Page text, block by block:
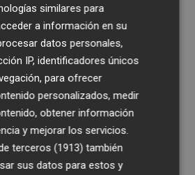
pasajera era la
González Escudero, quien
a encajar" a
aclarando las
ofreció la compañía, la
tren, en el que en ese
49 personas, a las 17:54,
similares para
a información en su
datos personales,
IP, identificadores únicos
para ofrecer
personalizados, medir
obtener información
y mejorar los servicios.
terceros (1913) también
sus datos para estos y